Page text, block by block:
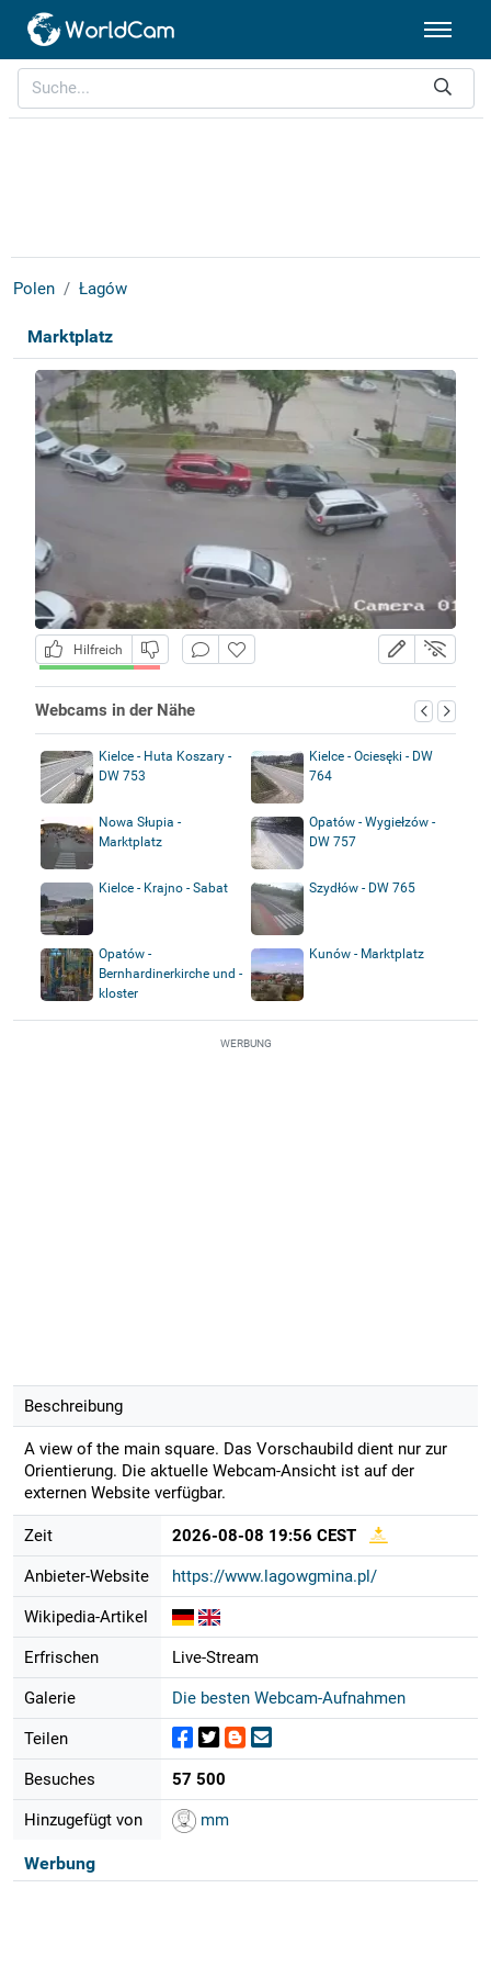
Polen Łagów
Marktplatz
Hilfreich
Webcams in der Nähe
Kielce - Huta Koszary -
DW 753
Kielce - Ociesęki - DW
764
Nowa Słupia -
Marktplatz
Opatów - Wygiełzów -
DW 757
Kielce - Krajno - Sabat Szydłów - DW 765
Opatów -
Bernhardinerkirche und -
kloster
Kunów - Marktplatz
WERBUNG
Beschreibung
A view of the main square. Das Vorschaubild dient nur zur
Orientierung. Die aktuelle Webcam-Ansicht ist auf der
externen Website verfügbar.
Zeit 2026-08-08 19:56 CEST
Anbieter-Website https://www.lagowgmina.pl/
Wikipedia-Artikel
Erfrischen Live-Stream
Galerie Die besten Webcam-Aufnahmen
Teilen
Besuches 57 500
Hinzugefügt von mm
Werbung